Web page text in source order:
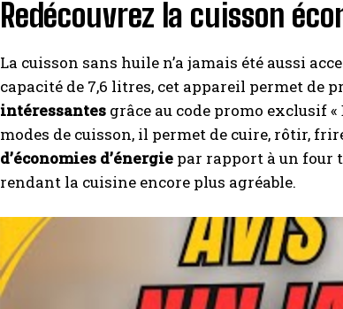
Redécouvrez la cuisson
La cuisson sans huile n’a jamais été aussi
capacité de 7,6 litres, cet appareil permet de
intéressantes grâce au code promo exclusif
modes de cuisson, il permet de cuire, rôtir,
d’économies d’énergie par rapport à un four
rendant la cuisine encore plus agréable.